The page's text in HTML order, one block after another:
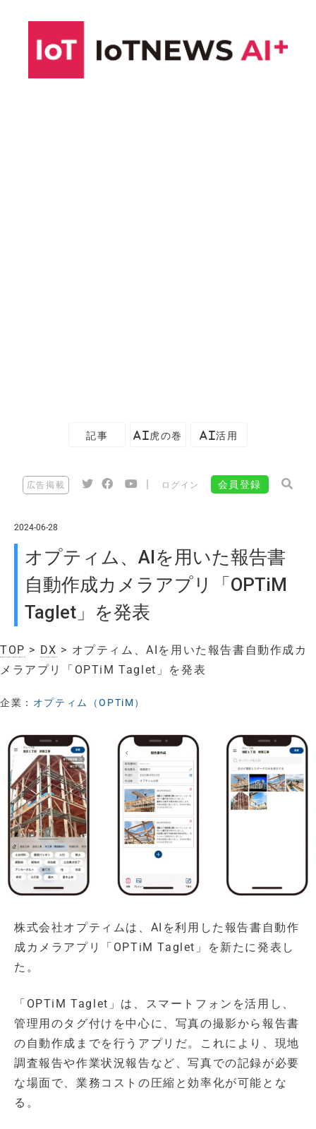
記事 AI虎の巻 AI活用
広告掲載 ログイン 会員登録
2024-06-28
オプティム、AIを用いた報告書
自動作成カメラアプリ「OPTiM
Taglet」を発表
TOP > DX > オプティム、AIを用いた報告書自動作成カ
メラアプリ「OPTiM Taglet」を発表
企業： オプティム（OPTiM）
株式会社オプティムは、AIを利用した報告書自動作
成カメラアプリ「OPTiM Taglet」を新たに発表し
た。
「OPTiM Taglet」は、スマートフォンを活用し、
管理用のタグ付けを中心に、写真の撮影から報告書
の自動作成までを行うアプリだ。これにより、現地
調査報告や作業状況報告など、写真での記録が必要
な場面で、業務コストの圧縮と効率化が可能とな
る。